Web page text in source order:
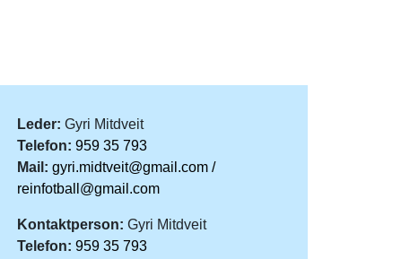
Leder: Gyri Mitdveit
Telefon: 959 35 793
Mail: gyri.midtveit@gmail.com /
reinfotball@gmail.com
Kontaktperson: Gyri Mitdveit
Telefon: 959 35 793